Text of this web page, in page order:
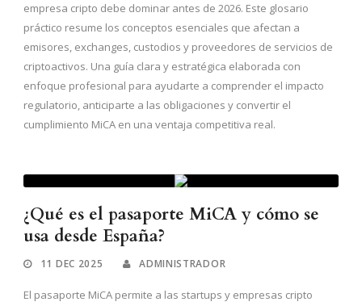
empresa cripto debe dominar antes de 2026. Este glosario
práctico resume los conceptos esenciales que afectan a
emisores, exchanges, custodios y proveedores de servicios de
criptoactivos. Una guía clara y estratégica elaborada con
enfoque profesional para ayudarte a comprender el impacto
regulatorio, anticiparte a las obligaciones y convertir el
cumplimiento MiCA en una ventaja competitiva real.
¿Qué es el pasaporte MiCA y cómo se
usa desde España?
11 DEC 2025 ADMINISTRADOR
El pasaporte MiCA permite a las startups y empresas cripto